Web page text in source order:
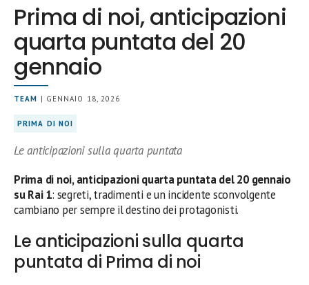
Prima di noi, anticipazioni
quarta puntata del 20
gennaio
TEAM | GENNAIO 18, 2026
PRIMA DI NOI
Le anticipazioni sulla quarta puntata
Prima di noi, anticipazioni quarta puntata del 20 gennaio
su Rai 1: segreti, tradimenti e un incidente sconvolgente
cambiano per sempre il destino dei protagonisti.
Le anticipazioni sulla quarta
puntata di Prima di noi